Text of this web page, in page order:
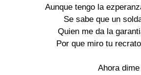
Aunque tengo la
Se sabe que un
Quien me da la
Por que miro tu
Ahora